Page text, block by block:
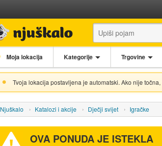
Moja lokacija Kategorije Trgovine
Tvoja lokacija postavljena je automatski. Ako nije točna,
Njuškalo Katalozi i akcije Dječji svijet Igračke
OVA PONUDA JE ISTEKLA